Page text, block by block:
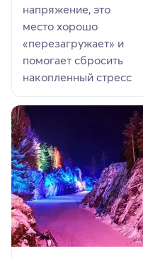
напряжение, это
место хорошо
«перезагружает» и
помогает сбросить
накопленный стресс